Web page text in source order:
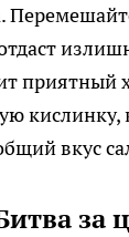
приятный
кислинку,
вкус
за